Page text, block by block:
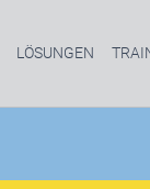
LÖSUNGEN